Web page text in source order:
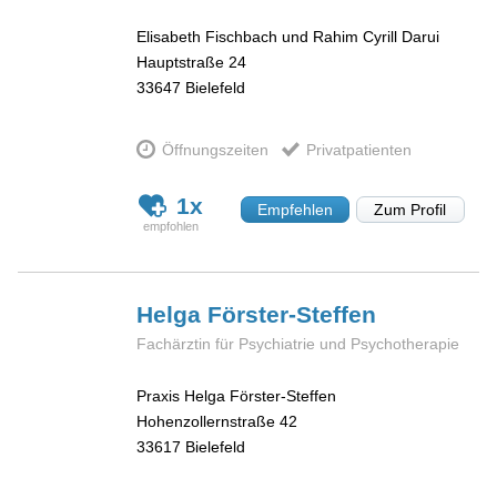
Elisabeth Fischbach und Rahim Cyrill Darui
Hauptstraße 24
33647 Bielefeld
Öffnungszeiten Privatpatienten
1x Empfehlen Zum Profil
Helga Förster-Steffen
Fachärztin für Psychiatrie und Psychotherapie
Praxis Helga Förster-Steffen
Hohenzollernstraße 42
33617 Bielefeld